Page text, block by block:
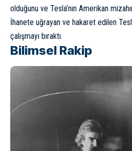
olduğunu ve Tesla’nın Amerikan
İhanete uğrayan ve hakaret edilen
çalışmayı bıraktı.
Bilimsel Rakip